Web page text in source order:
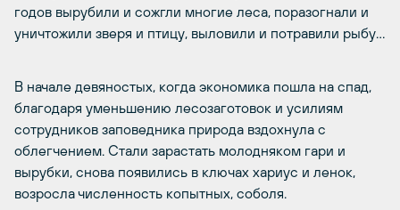
годов вырубили и сожгли многие леса, поразогнали и
уничтожили зверя и птицу, выловили и потравили рыбу…
В начале девяностых, когда экономика пошла на спад,
благодаря уменьшению лесозаготовок и усилиям
сотрудников заповедника природа вздохнула с
облегчением. Стали зарастать молодняком гари и
вырубки, снова появились в ключах хариус и ленок,
возросла численность копытных, соболя.